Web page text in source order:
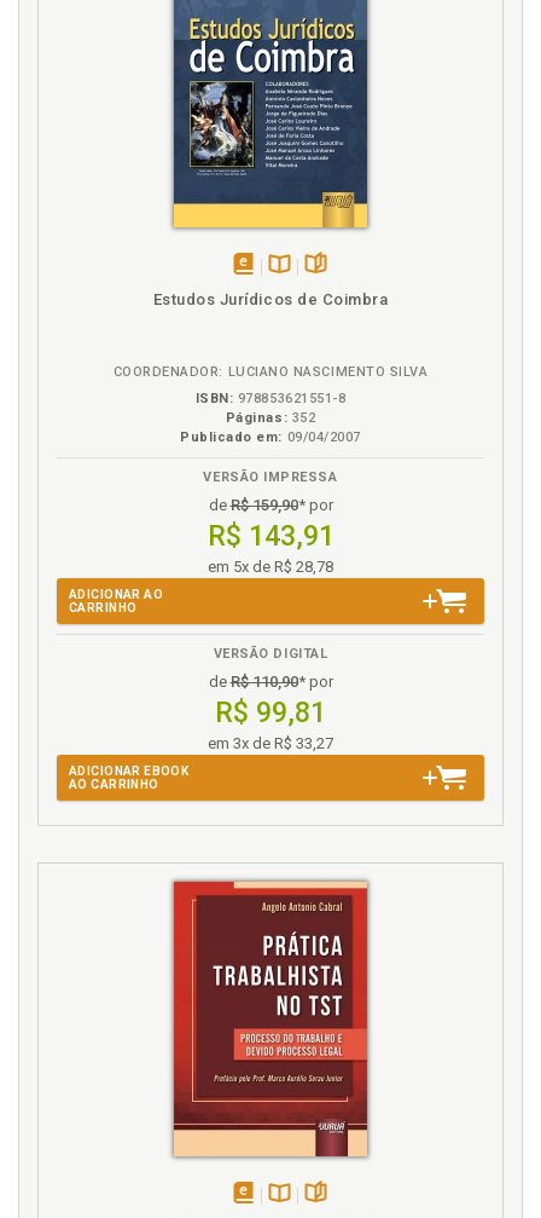
Estudos Jurídicos de Coimbra
COORDENADOR: LUCIANO NASCIMENTO SILVA
ISBN: 978853621551-8
Páginas: 352
Publicado em: 09/04/2007
VERSÃO IMPRESSA
deR$ 159,90* por
R$ 143,91
em 5x de R$ 28,78
ADICIONAR AO
CARRINHO
VERSÃO DIGITAL
deR$ 110,90* por
R$ 99,81
em 3x de R$ 33,27
ADICIONAR EBOOK
AO CARRINHO